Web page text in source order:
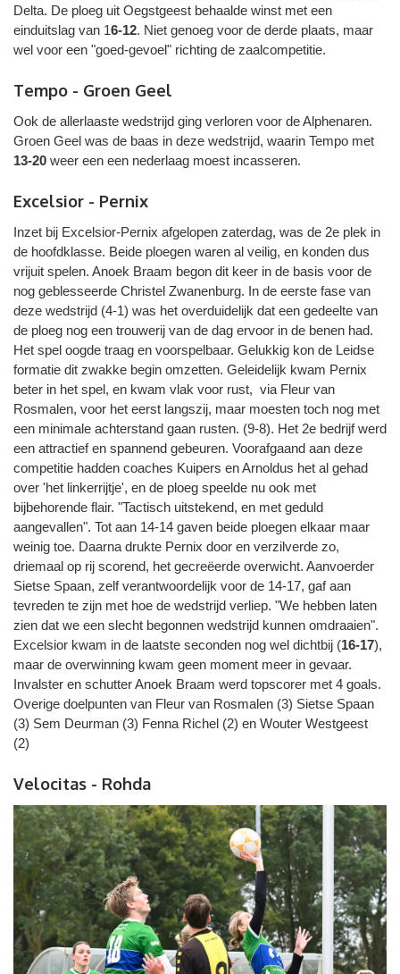
Delta. De ploeg uit Oegstgeest behaalde winst met een
einduitslag van 16-12. Niet genoeg voor de derde plaats, maar
wel voor een "goed-gevoel" richting de zaalcompetitie.
Tempo - Groen Geel
Ook de allerlaaste wedstrijd ging verloren voor de Alphenaren.
Groen Geel was de baas in deze wedstrijd, waarin Tempo met
13-20 weer een een nederlaag moest incasseren.
Excelsior - Pernix
Inzet bij Excelsior-Pernix afgelopen zaterdag, was de 2e plek in
de hoofdklasse. Beide ploegen waren al veilig, en konden dus
vrijuit spelen. Anoek Braam begon dit keer in de basis voor de
nog geblesseerde Christel Zwanenburg. In de eerste fase van
deze wedstrijd (4-1) was het overduidelijk dat een gedeelte van
de ploeg nog een trouwerij van de dag ervoor in de benen had.
Het spel oogde traag en voorspelbaar. Gelukkig kon de Leidse
formatie dit zwakke begin omzetten. Geleidelijk kwam Pernix
beter in het spel, en kwam vlak voor rust, via Fleur van
Rosmalen, voor het eerst langszij, maar moesten toch nog met
een minimale achterstand gaan rusten. (9-8). Het 2e bedrijf werd
een attractief en spannend gebeuren. Voorafgaand aan deze
competitie hadden coaches Kuipers en Arnoldus het al gehad
over 'het linkerrijtje', en de ploeg speelde nu ook met
bijbehorende flair. "Tactisch uitstekend, en met geduld
aangevallen". Tot aan 14-14 gaven beide ploegen elkaar maar
weinig toe. Daarna drukte Pernix door en verzilverde zo,
driemaal op rij scorend, het gecreëerde overwicht. Aanvoerder
Sietse Spaan, zelf verantwoordelijk voor de 14-17, gaf aan
tevreden te zijn met hoe de wedstrijd verliep. "We hebben laten
zien dat we een slecht begonnen wedstrijd kunnen omdraaien".
Excelsior kwam in de laatste seconden nog wel dichtbij (16-17),
maar de overwinning kwam geen moment meer in gevaar.
Invalster en schutter Anoek Braam werd topscorer met 4 goals.
Overige doelpunten van Fleur van Rosmalen (3) Sietse Spaan
(3) Sem Deurman (3) Fenna Richel (2) en Wouter Westgeest
(2)
Velocitas - Rohda